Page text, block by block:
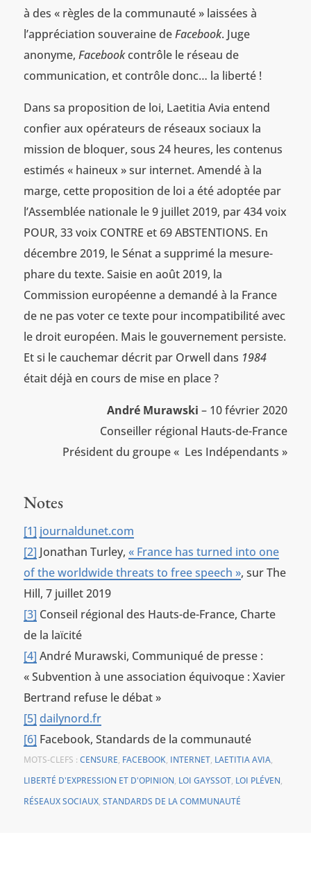
à des « règles de la communauté » laissées à
l’appréciation souveraine deFacebook. Juge
anonyme, Facebookcontrôle le réseau de
communication, et contrôle donc… la liberté !
Dans sa proposition de loi, Laetitia Avia entend
confier aux opérateurs de réseaux sociaux la
mission de bloquer, sous 24 heures, les contenus
estimés « haineux » sur internet. Amendé à la
marge, cette proposition de loi a été adoptée par
l’Assemblée nationale le 9 juillet 2019, par 434 voix
POUR, 33 voix CONTRE et 69 ABSTENTIONS. En
décembre 2019, le Sénat a supprimé la mesure-
phare du texte. Saisie en août 2019, la
Commission européenne a demandé à la France
de ne pas voter ce texte pour incompatibilité avec
le droit européen. Mais le gouvernement persiste.
Et si le cauchemar décrit par Orwell dans 1984
était déjà en cours de mise en place ?
André Murawski – 10 février 2020
Conseiller régional Hauts-de-France
Président du groupe « Les Indépendants »
Notes
[1] journaldunet.com
[2] Jonathan Turley, « France has turned into one
of the worldwide threats to free speech », sur The
Hill, 7 juillet 2019
[3] Conseil régional des Hauts-de-France, Charte
de la laïcité
[4] André Murawski, Communiqué de presse :
« Subvention à une association équivoque : Xavier
Bertrand refuse le débat »
[5] dailynord.fr
[6] Facebook, Standards de la communauté
MOTS-CLEFS : CENSURE, FACEBOOK, INTERNET, LAETITIA AVIA,
LIBERTÉ D'EXPRESSION ET D'OPINION, LOI GAYSSOT, LOI PLÉVEN,
RÉSEAUX SOCIAUX, STANDARDS DE LA COMMUNAUTÉ